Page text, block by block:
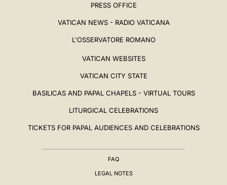
PRESS OFFICE
VATICAN NEWS - RADIO VATICANA
L'OSSERVATORE ROMANO
VATICAN WEBSITES
VATICAN CITY STATE
BASILICAS AND PAPAL CHAPELS - VIRTUAL TOURS
LITURGICAL CELEBRATIONS
TICKETS FOR PAPAL AUDIENCES AND CELEBRATIONS
FAQ
LEGAL NOTES